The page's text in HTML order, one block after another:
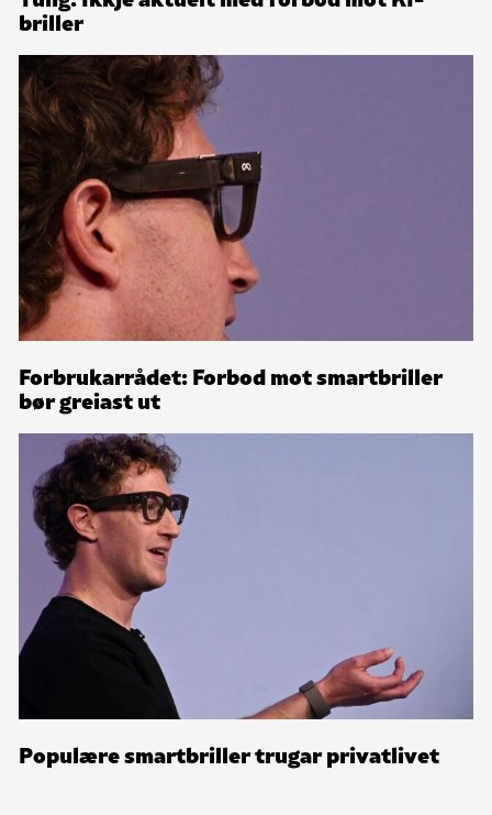
briller
Forbrukarrådet: Forbod mot smartbriller
bør greiast ut
Populære smartbriller trugar privatlivet